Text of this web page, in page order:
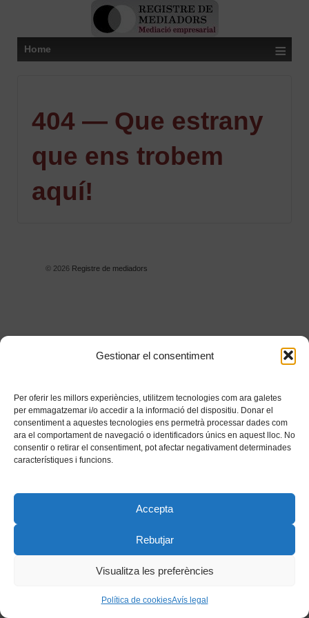
Gestionar el consentiment
Per oferir les millors experiències, utilitzem tecnologies com ara galetes
per emmagatzemar i/o accedir a la informació del dispositiu. Donar el
consentiment a aquestes tecnologies ens permetrà processar dades com
ara el comportament de navegació o identificadors únics en aquest lloc. No
consentir o retirar el consentiment, pot afectar negativament determinades
característiques i funcions.
Accepta
Rebutjar
Visualitza les preferències
Política de cookiesAvís legal
Home ≡
404 — Que estrany
que ens trobem
aquí!
© 2026Registre de mediadors